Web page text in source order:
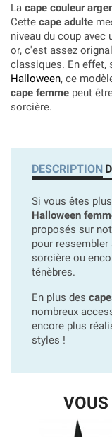
La cape couleur
Cette cape adulte
niveau du coup avec
or, c'est assez
classiques. En effet,
Halloween, ce
cape femme peut
sorcière.
DESCRIPTION
Si vous êtes
Halloween
proposés sur
pour ressembler
sorcière ou
ténèbres.
En plus des
nombreux
encore plus
styles !